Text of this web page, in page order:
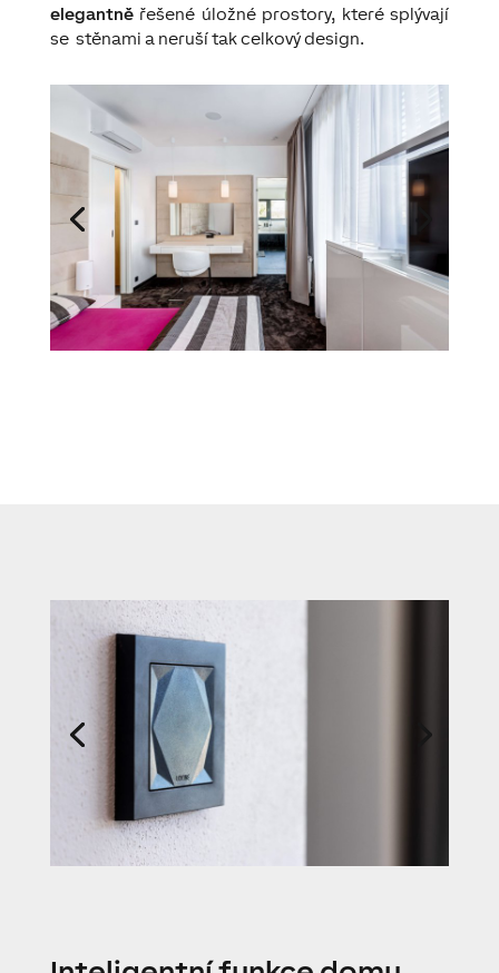
elegantněřešené úložné prostory, které splývají
se stěnami a neruší tak celkový design.